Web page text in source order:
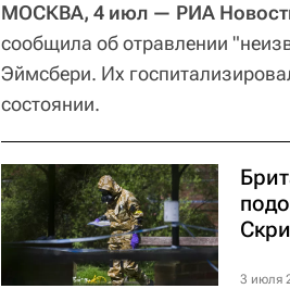
МОСКВА, 4 июл — РИА
сообщила об отравлении
Эймсбери. Их
состоянии.
3 июля